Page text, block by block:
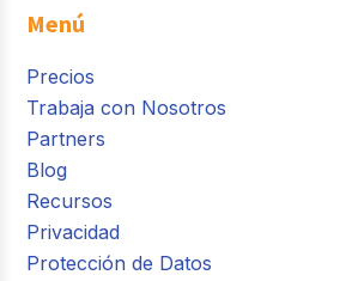
Menú
Precios
Trabaja con Nosotros
Partners
Blog
Recursos
Privacidad
Protección de Datos